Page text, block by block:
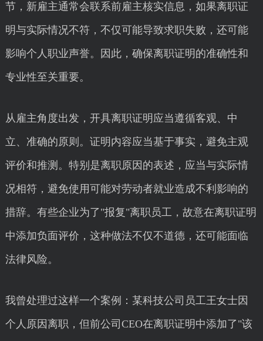
节，新雇主通常会联系前雇主核实信息，如果离职证
明与实际情况不符，不仅可能导致求职失败，还可能
影响个人职业声誉。因此，确保离职证明的准确性和
专业性至关重要。
从雇主角度出发，开具离职证明应当遵循客观、中
立、准确的原则。证明内容应当基于事实，避免主观
评价和推测。特别是离职原因的表述，应当与实际情
况相符，避免使用可能对劳动者就业造成不利影响的
措辞。有些企业为了"报复"离职员工，故意在离职证明
中添加负面评价，这种做法不仅不道德，还可能面临
法律风险。
我曾处理过这样一个案例：某科技公司员工王女士因
个人原因离职，但前公司CEO在离职证明中添加了"该